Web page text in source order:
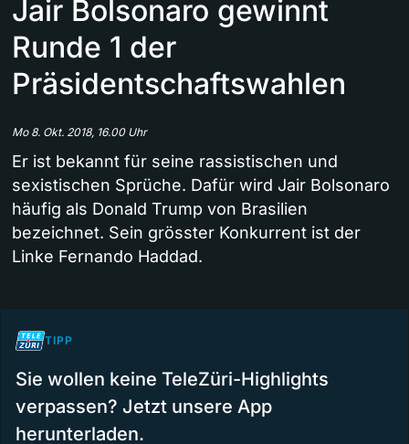
Jair Bolsonaro gewinnt
Runde 1 der
Präsidentschaftswahlen
Mo 8. Okt. 2018, 16.00 Uhr
Er ist bekannt für seine rassistischen und
sexistischen Sprüche. Dafür wird Jair Bolsonaro
häufig als Donald Trump von Brasilien
bezeichnet. Sein grösster Konkurrent ist der
Linke Fernando Haddad.
TIPP
Sie wollen keine TeleZüri-Highlights
verpassen? Jetzt unsere App
herunterladen.